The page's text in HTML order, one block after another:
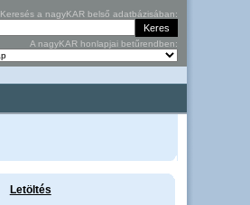
Keresés a nagyKAR belső adatbázisában:
A nagyKAR honlapjai betűrendben:
Letöltés